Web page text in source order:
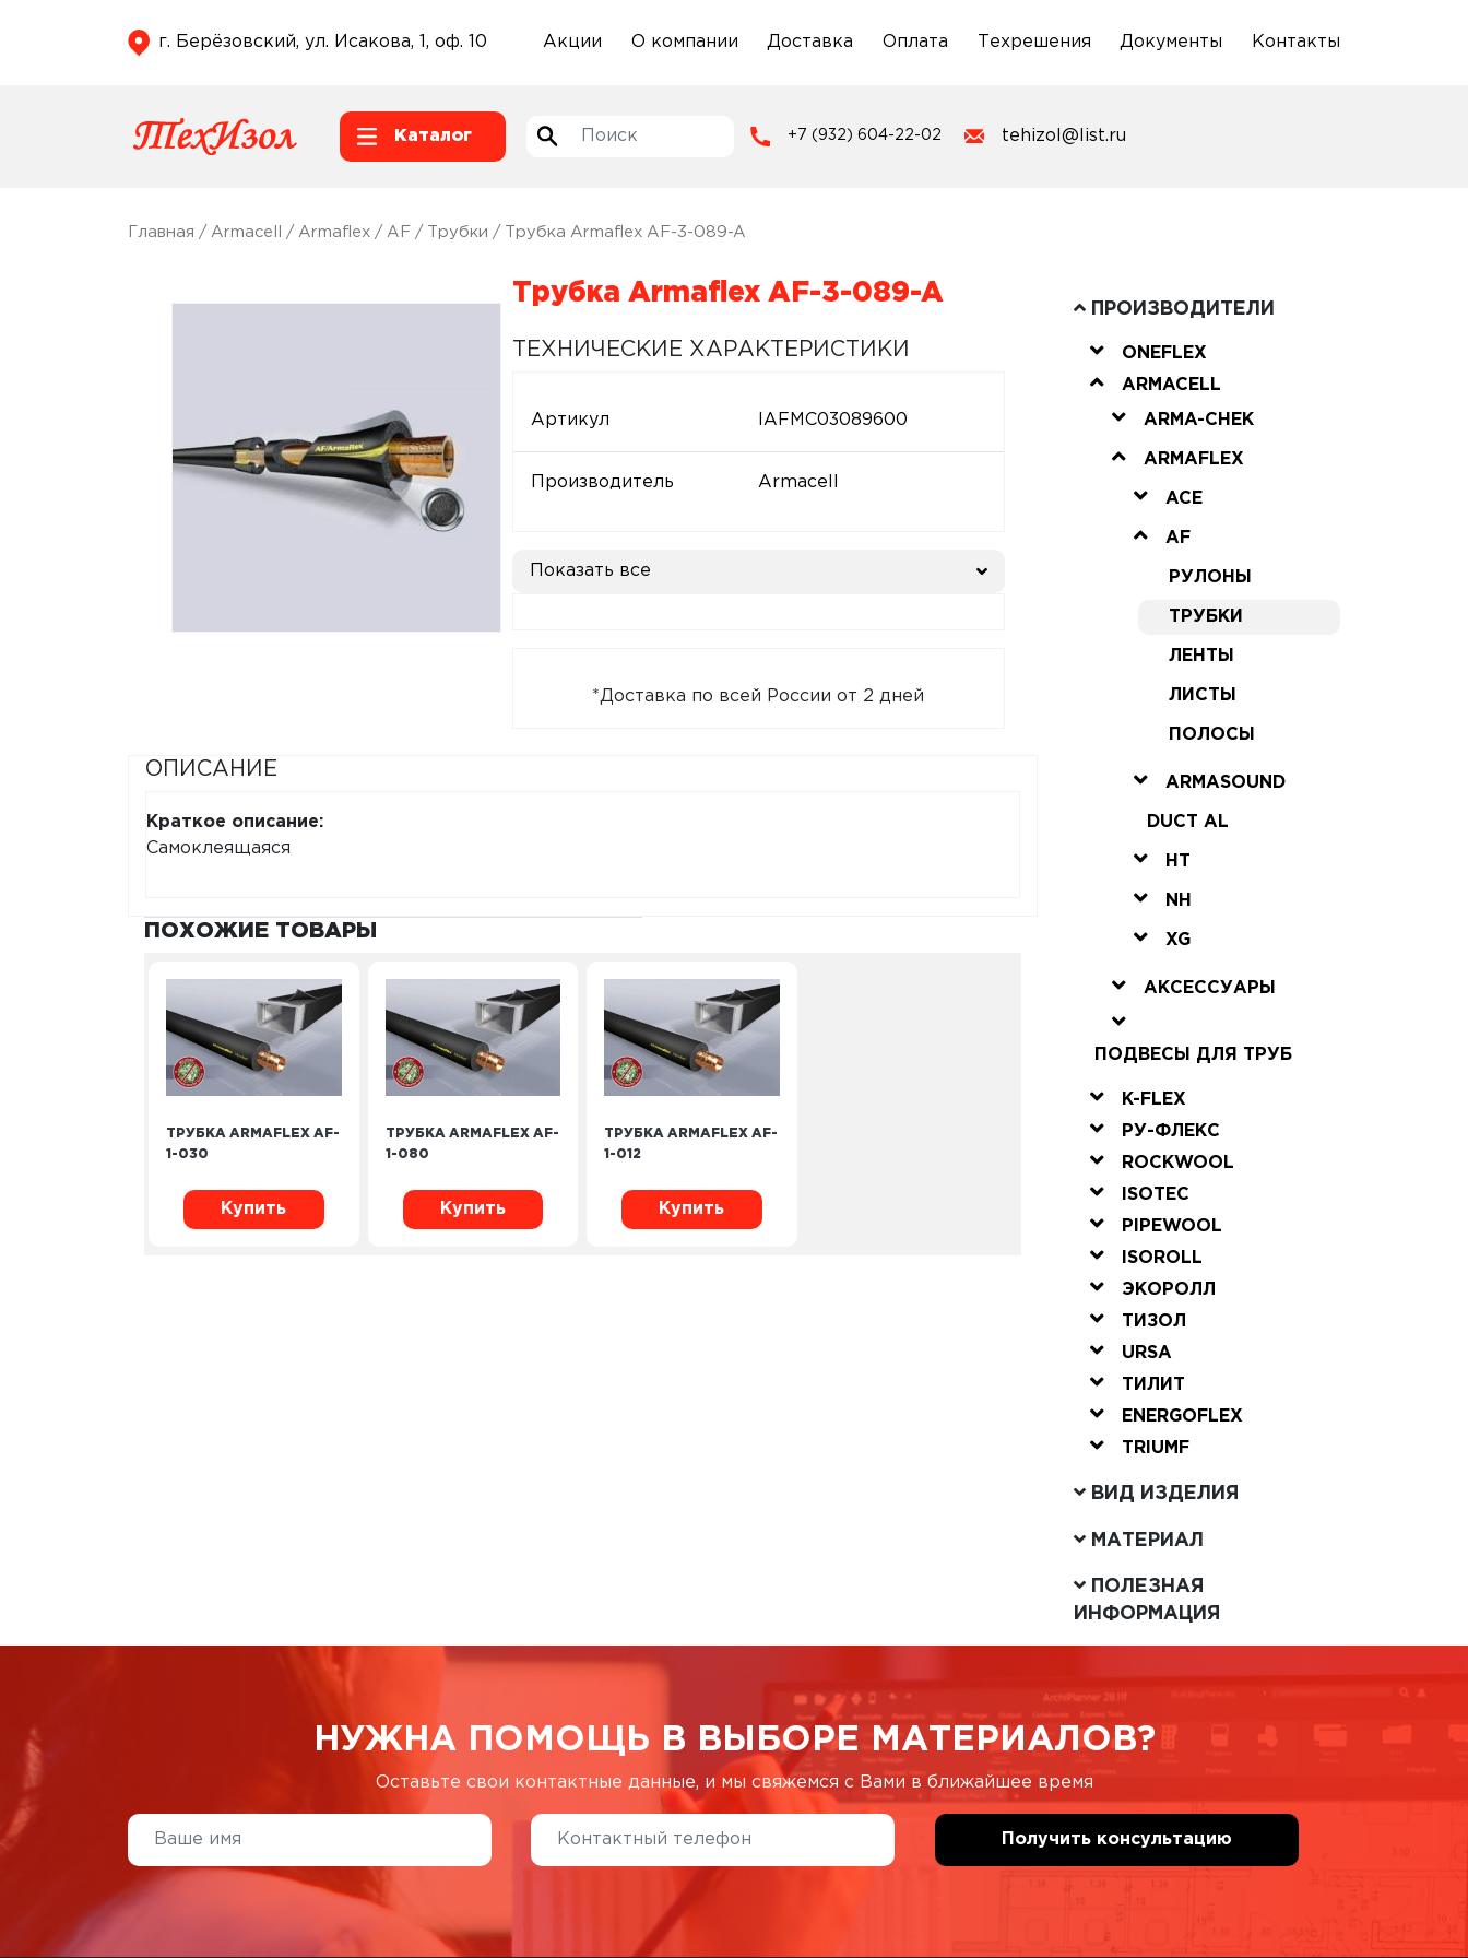
г. Берёзовский, ул. Исакова, 1, оф. 10 Акции О компании Доставка Оплата Техрешения Документы Контакты
Каталог +7 (932) 604-22-02 tehizol@list.ru
Главная / Armacell / Armaflex / AF / Трубки / Трубка Armaflex AF-3-089-A
Трубка Armaflex AF-3-089-A
ТЕХНИЧЕСКИЕ ХАРАКТЕРИСТИКИ
Артикул IAFMC03089600
Производитель Armacell
Показать все
*Доставка по всей России от 2 дней
ОПИСАНИЕ
Краткое описание:
Самоклеящаяся
ПОХОЖИЕ ТОВАРЫ
ТРУБКА ARMAFLEX AF-
1-030
Купить
ТРУБКА ARMAFLEX AF-
1-080
Купить
ТРУБКА ARMAFLEX AF-
1-012
Купить
ПРОИЗВОДИТЕЛИ
ONEFLEX
ARMACELL
ARMA-CHEK
ARMAFLEX
ACE
AF
РУЛОНЫ
ТРУБКИ
ЛЕНТЫ
ЛИСТЫ
ПОЛОСЫ
ARMASOUND
DUCT AL
HT
NH
XG
АКСЕССУАРЫ
ПОДВЕСЫ ДЛЯ ТРУБ
K-FLEX
РУ-ФЛЕКС
ROCKWOOL
ISOTEC
PIPEWOOL
ISOROLL
ЭКОРОЛЛ
ТИЗОЛ
URSA
ТИЛИТ
ENERGOFLEX
TRIUMF
ВИД ИЗДЕЛИЯ
МАТЕРИАЛ
ПОЛЕЗНАЯ
ИНФОРМАЦИЯ
НУЖНА ПОМОЩЬ В ВЫБОРЕ МАТЕРИАЛОВ?
Оставьте свои контактные данные, и мы свяжемся с Вами в ближайшее время